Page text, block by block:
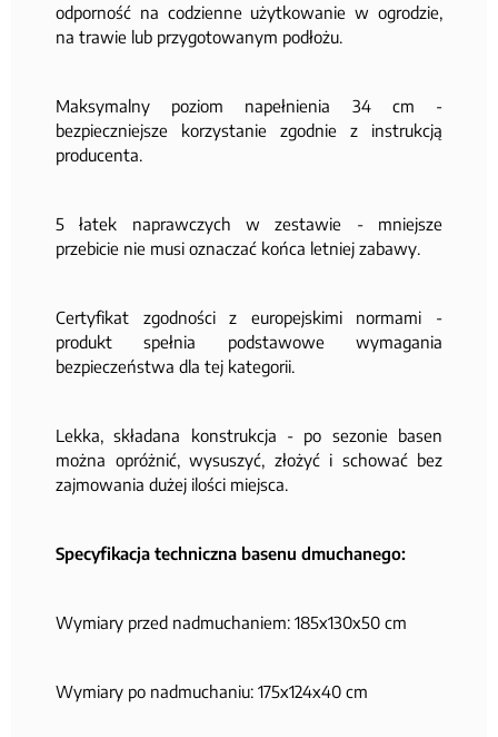
odporność na codzienne użytkowanie w ogrodzie,
na trawie lub przygotowanym podłożu.
Maksymalny poziom napełnienia 34 cm -
bezpieczniejsze korzystanie zgodnie z instrukcją
producenta.
5 łatek naprawczych w zestawie - mniejsze
przebicie nie musi oznaczać końca letniej zabawy.
Certyfikat zgodności z europejskimi normami -
produkt spełnia podstawowe wymagania
bezpieczeństwa dla tej kategorii.
Lekka, składana konstrukcja - po sezonie basen
można opróżnić, wysuszyć, złożyć i schować bez
zajmowania dużej ilości miejsca.
Specyfikacja techniczna basenu dmuchanego:
Wymiary przed nadmuchaniem: 185x130x50 cm
Wymiary po nadmuchaniu: 175x124x40 cm